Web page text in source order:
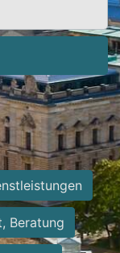
Beratung